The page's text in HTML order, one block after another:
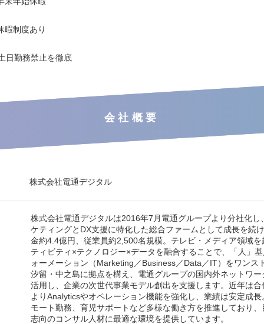
暇制度あり
日勤務禁止を徹底
会社概要
株式会社電通デジタル
株式会社電通デジタルは2016年7月電通グループより分社化し
ケティングとDX支援に特化した総合ファームとして成長を続
金約4.4億円、従業員約2,500名規模。テレビ・メディア領域
ティビティ×テクノロジー×データを融合することで、「人」
ォーメーション（Marketing／Business／Data／IT）をワンス
汐留・中之島に拠点を構え、電通グループの国内外ネットワ
活用し、企業の次世代事業モデル創出を支援します。近年は
よりAnalyticsやオペレーション機能を強化し、業績は安定成
モート勤務、育児サポートなど多様な働き方を推進しており
志向のコンサル人材に最適な環境を提供しています。